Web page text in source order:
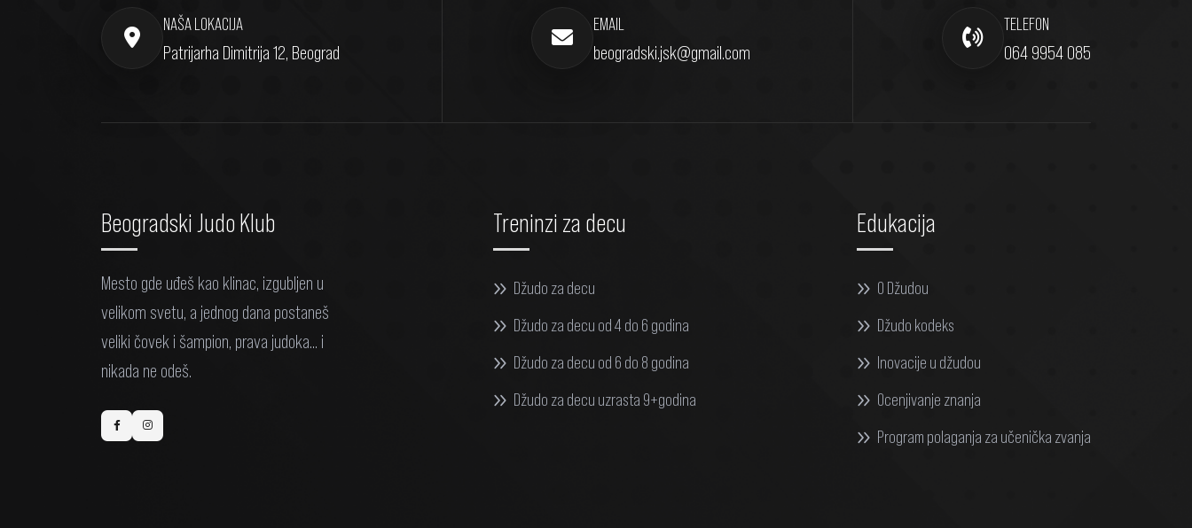
NAŠA LOKACIJA
Patrijarha Dimitrija 12, Beograd
EMAIL
beogradski.jsk@gmail.com
TELEFON
064 9954 085
Beogradski Judo Klub
Mesto gde uđeš kao klinac, izgubljen u
velikom svetu, a jednog dana postaneš
veliki čovek i šampion, prava judoka... i
nikada ne odeš.
Treninzi za decu
Džudo za decu
Džudo za decu od 4 do 6 godina
Džudo za decu od 6 do 8 godina
Džudo za decu uzrasta 9+godina
Edukacija
O Džudou
Džudo kodeks
Inovacije u džudou
Ocenjivanje znanja
Program polaganja za učenička zvanja